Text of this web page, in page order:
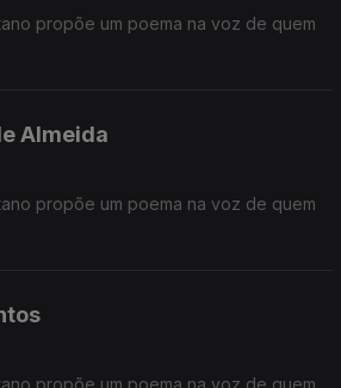
propõe um poema na voz de quem
Almeida
propõe um poema na voz de quem
propõe um poema na voz de quem